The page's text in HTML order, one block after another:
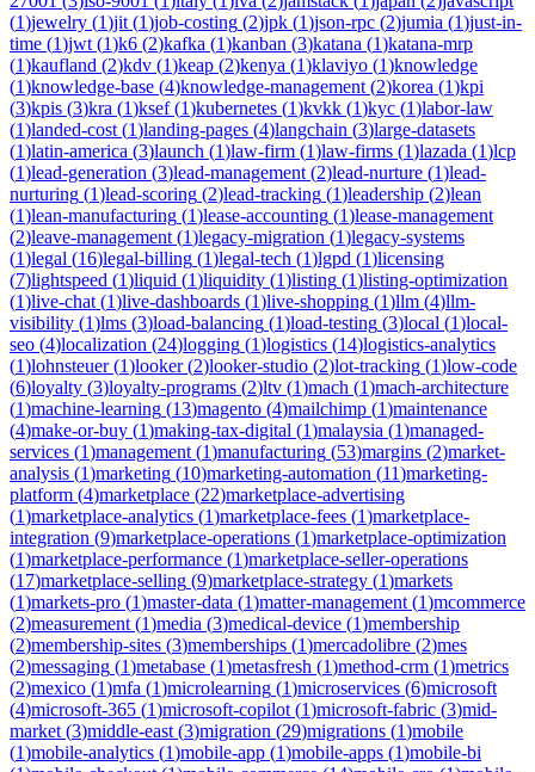
(1)jewelry (1)jit (1)job-costing (2)jpk (1)json-rpc (2)jumia (1)just-in-
time (1)jwt (1)k6 (2)kafka (1)kanban (3)katana (1)katana-mrp
(1)kaufland (2)kdv (1)keap (2)kenya (1)klaviyo (1)knowledge
(1)knowledge-base (4)knowledge-management (2)korea (1)kpi
(3)kpis (3)kra (1)ksef(1)kubernetes (1)kvkk (1)kyc (1)labor-law
(1)landed-cost (1)landing-pages (4)langchain (3)large-datasets
(1)latin-america (3)launch (1)law-firm (1)law-firms (1)lazada (1)lcp
(1)lead-generation (3)lead-management (2)lead-nurture (1)lead-
nurturing (1)lead-scoring (2)lead-tracking (1)leadership (2)lean
(1)lean-manufacturing (1)lease-accounting (1)lease-management
(2)leave-management (1)legacy-migration (1)legacy-systems
(1)legal (16)legal-billing (1)legal-tech (1)lgpd (1)licensing
(7)lightspeed (1)liquid (1)liquidity (1)listing (1)listing-optimization
(1)live-chat (1)live-dashboards (1)live-shopping (1)llm (4)llm-
visibility (1)lms (3)load-balancing (1)load-testing (3)local (1)local-
seo (4)localization (24)logging (1)logistics (14)logistics-analytics
(1)lohnsteuer(1)looker(2)looker-studio (2)lot-tracking (1)low-code
(6)loyalty (3)loyalty-programs (2)ltv (1)mach (1)mach-architecture
(1)machine-learning (13)magento (4)mailchimp (1)maintenance
(4)make-or-buy (1)making-tax-digital (1)malaysia (1)managed-
services (1)management (1)manufacturing (53)margins (2)market-
analysis (1)marketing (10)marketing-automation (11)marketing-
platform (4)marketplace (22)marketplace-advertising
(1)marketplace-analytics (1)marketplace-fees (1)marketplace-
integration (9)marketplace-operations (1)marketplace-optimization
(1)marketplace-performance (1)marketplace-seller-operations
(17)marketplace-selling (9)marketplace-strategy (1)markets
(1)markets-pro (1)master-data (1)matter-management (1)mcommerce
(2)measurement (1)media (3)medical-device (1)membership
(2)membership-sites (3)memberships (1)mercadolibre (2)mes
(2)messaging (1)metabase (1)metasfresh (1)method-crm (1)metrics
(2)mexico (1)mfa (1)microlearning (1)microservices (6)microsoft
(4)microsoft-365 (1)microsoft-copilot (1)microsoft-fabric (3)mid-
market (3)middle-east (3)migration (29)migrations (1)mobile
(1)mobile-analytics (1)mobile-app (1)mobile-apps (1)mobile-bi